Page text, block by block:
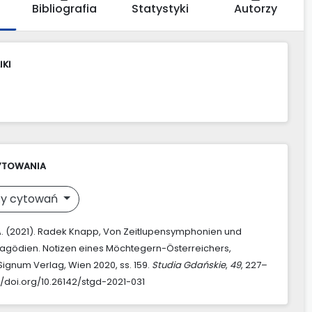
Bibliografia Statystyki Autorzy
cytowań
(2021). Radek Knapp, Von Zeitlupensymphonien und
Notizen eines Möchtegern-Österreichers,
Verlag, Wien 2020, ss. 159. Studia Gdańskie, 49, 227–
10.26142/stgd-2021-031